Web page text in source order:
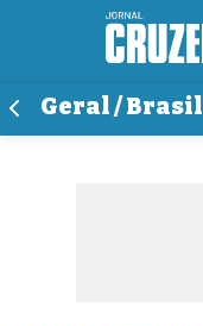
Geral / Brasil